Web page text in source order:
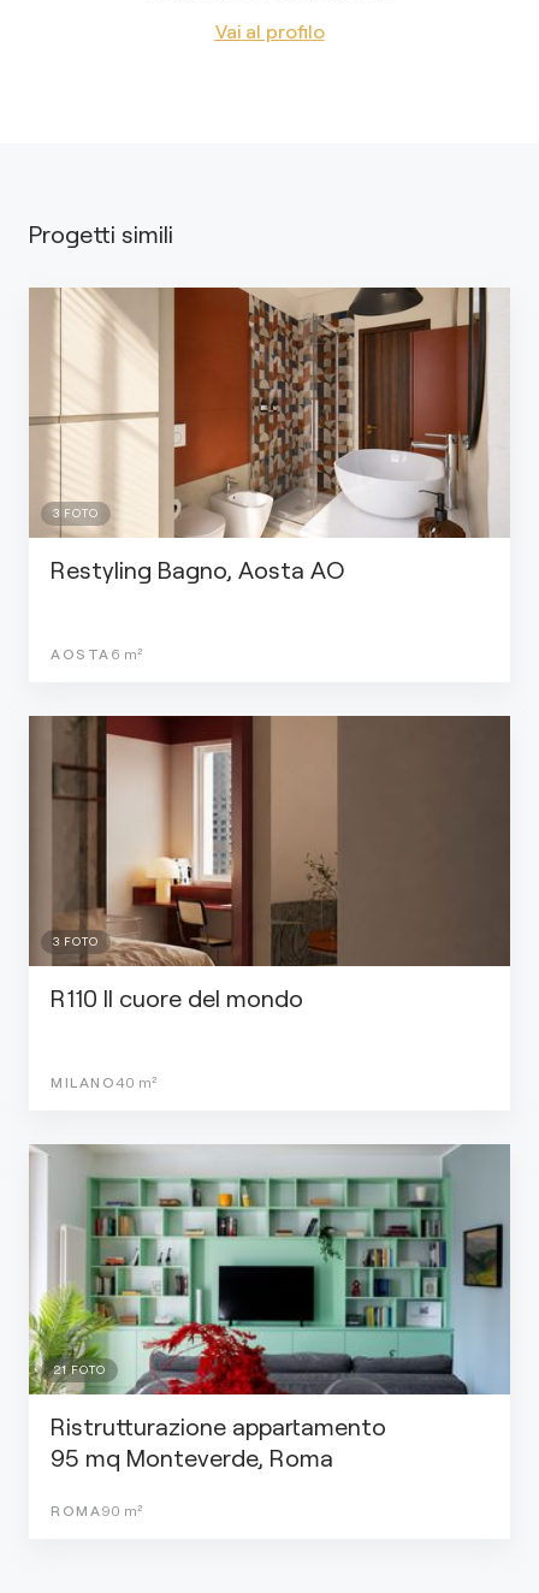
Vai al profilo
Progetti simili
3 FOTO
Restyling Bagno, Aosta AO
AOSTA 6 m²
3 FOTO
R110 Il cuore del mondo
MILANO40 m²
21 FOTO
Ristrutturazione appartamento
95 mq Monteverde, Roma
ROMA 90 m²